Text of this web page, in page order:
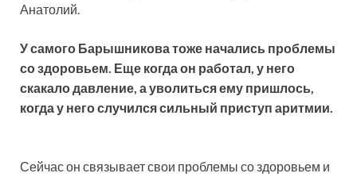
Анатолий.
У самого Барышникова тоже начались проблемы
со здоровьем. Еще когда он работал, у него
скакало давление, а уволиться ему пришлось,
когда у него случился сильный приступ аритмии.
Сейчас он связывает свои проблемы со здоровьем и